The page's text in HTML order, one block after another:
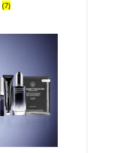
(7)